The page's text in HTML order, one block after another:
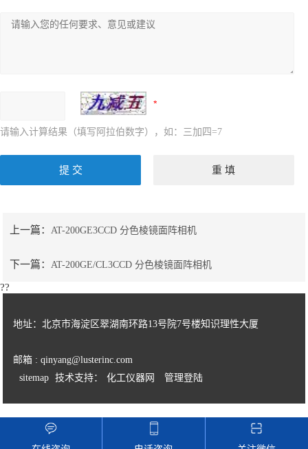
请输入计算结果（填写阿拉伯数字），如：三加四=7
上一篇： AT-200GE3CCD 分色棱镜面阵相机
下一篇： AT-200GE/CL3CCD 分色棱镜面阵相机
??
地址：北京市海淀区翠湖南环路13号院7号楼知识理性大厦
邮箱 : qinyang@lusterinc.com
sitemap
技术支持： 化工仪器网 管理登陆